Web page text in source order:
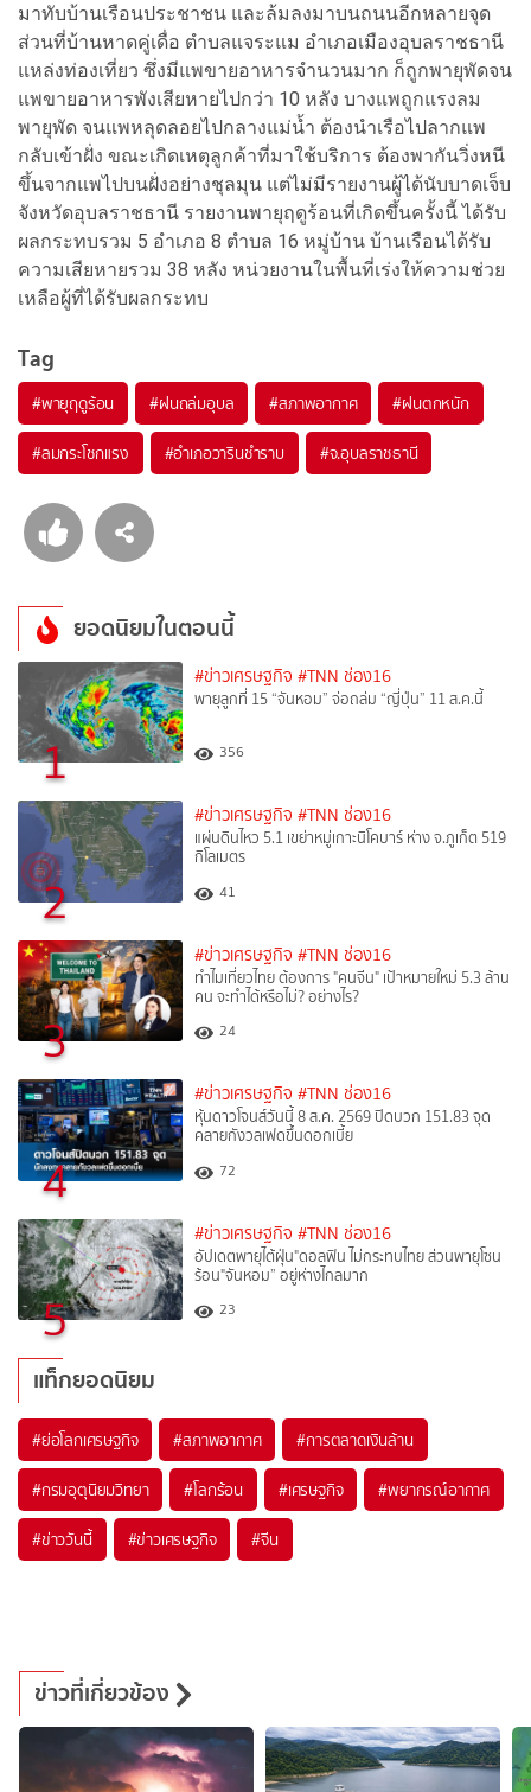
มาทับบ้านเรือนประชาชน และล้มลงมาบนถนนอีกหลายจุด
ส่วนที่บ้านหาดคู่เดื่อ ตำบลแจระแม อำเภอเมืองอุบลราชธานี
แหล่งท่องเที่ยว ซึ่งมีแพขายอาหารจำนวนมาก ก็ถูกพายุพัดจน
แพขายอาหารพังเสียหายไปกว่า 10 หลัง บางแพถูกแรงลม
พายุพัด จนแพหลุดลอยไปกลางแม่น้ำ ต้องนำเรือไปลากแพ
กลับเข้าฝั่ง ขณะเกิดเหตุลูกค้าที่มาใช้บริการ ต้องพากันวิ่งหนี
ขึ้นจากแพไปบนฝั่งอย่างชุลมุน แต่ไม่มีรายงานผู้ได้นับบาดเจ็บ
จังหวัดอุบลราชธานี รายงานพายุฤดูร้อนที่เกิดขึ้นครั้งนี้ ได้รับ
ผลกระทบรวม 5 อำเภอ 8 ตำบล 16 หมู่บ้าน บ้านเรือนได้รับ
ความเสียหายรวม 38 หลัง หน่วยงานในพื้นที่เร่งให้ความช่วย
เหลือผู้ที่ได้รับผลกระทบ
Tag
#พายุฤดูร้อน #ฝนถล่มอุบล #สภาพอากาศ #ฝนตกหนัก
#ลมกระโชกแรง #อำเภอวารินชําราบ #จ.อุบลราชธานี
ยอดนิยมในตอนนี้
1
#ข่าวเศรษฐกิจ #TNN ช่อง16
พายุลูกที่ 15 “จันหอม” จ่อถล่ม “ญี่ปุ่น” 11 ส.ค.นี้
356
2
#ข่าวเศรษฐกิจ #TNN ช่อง16
แผ่นดินไหว 5.1 เขย่าหมู่เกาะนิโคบาร์ ห่าง จ.ภูเก็ต 519
กิโลเมตร
41
3
#ข่าวเศรษฐกิจ #TNN ช่อง16
ทำไมเที่ยวไทย ต้องการ "คนจีน" เป้าหมายใหม่ 5.3 ล้าน
คน จะทำได้หรือไม่? อย่างไร?
24
4
#ข่าวเศรษฐกิจ #TNN ช่อง16
หุ้นดาวโจนส์วันนี้ 8 ส.ค. 2569 ปิดบวก 151.83 จุด
คลายกังวลเฟดขึ้นดอกเบี้ย
72
5
#ข่าวเศรษฐกิจ #TNN ช่อง16
อัปเดตพายุไต้ฝุ่น"ดอลฟิน ไม่กระทบไทย ส่วนพายุโซน
ร้อน"จันหอม” อยู่ห่างไกลมาก
23
แท็กยอดนิยม
#ย่อโลกเศรษฐกิจ #สภาพอากาศ #การตลาดเงินล้าน
#กรมอุตุนิยมวิทยา #โลกร้อน #เศรษฐกิจ #พยากรณ์อากาศ
#ข่าววันนี้ #ข่าวเศรษฐกิจ #จีน
ข่าวที่เกี่ยวข้อง